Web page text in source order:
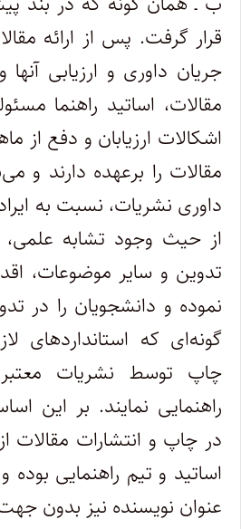
قرار گرفت. پس از ارائه
جریان داوری و ارزیابی
مقالات، اساتید راهنما
اشکالات ارزیابان و دفع از
مقالات را برعهده دارند و
داوری نشریات، نسبت به
از حیث وجود تشابه
تدوین و سایر موضوعات،
نموده و دانشجویان را در
گونه‌ای که
چاپ توسط نشریات معتبر
راهنمایی نمایند. بر این
در چاپ و انتشارات مقالات
اساتید و تیم راهنمایی بوده
عنوان نویسنده نیز بدون